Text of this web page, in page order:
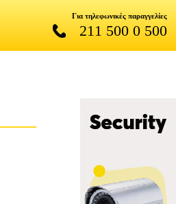
Για τηλεφωνικές παραγγελίες
211 500 0 500